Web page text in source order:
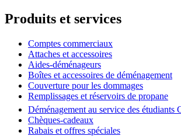
Produits et services
Comptes commerciaux
Attaches et accessoires
Aides-déménageurs
Boîtes et accessoires de déménagement
Couverture pour les dommages
Remplissages et réservoirs de propane
Déménagement au service des étudiants
Chèques-cadeaux
Rabais et offres spéciales